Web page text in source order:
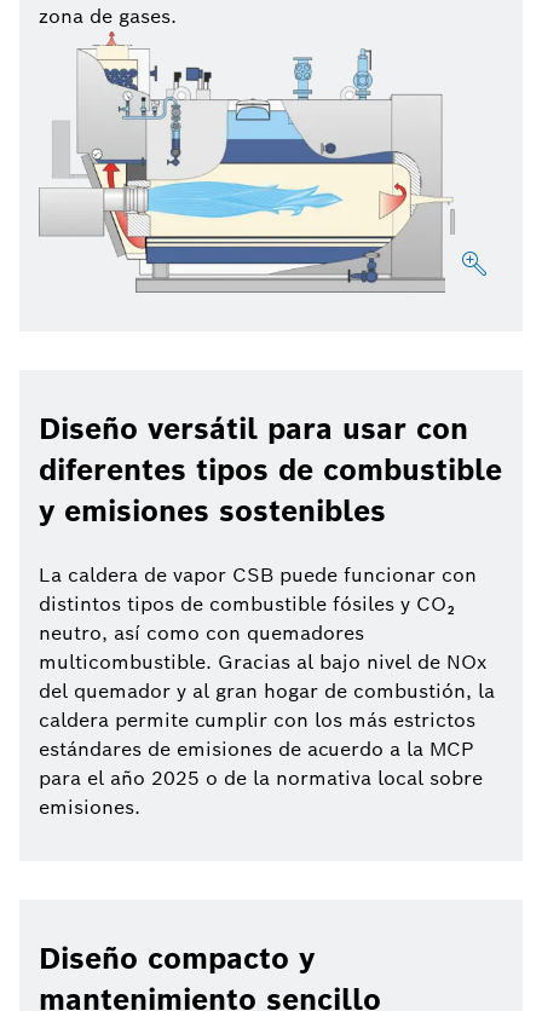
zona de gases.
Diseño versátil para usar con
diferentes tipos de combustible
y emisiones sostenibles
La caldera de vapor CSB puede funcionar con
distintos tipos de combustible fósiles y CO₂
neutro, así como con quemadores
multicombustible. Gracias al bajo nivel de NOx
del quemador y al gran hogar de combustión, la
caldera permite cumplir con los más estrictos
estándares de emisiones de acuerdo a la MCP
para el año 2025 o de la normativa local sobre
emisiones.
Diseño compacto y
mantenimiento sencillo